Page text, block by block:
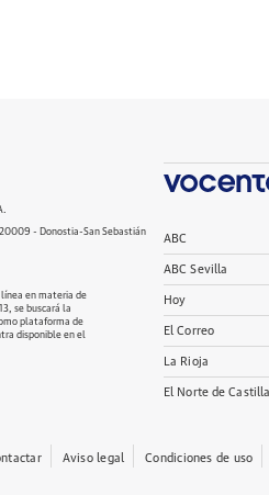
- Donostia-San Sebastián
en materia de
se buscará la
plataforma de
disponible en el
ABC
ABC Sevilla
Hoy
El Correo
La Rioja
El Norte de Castilla
Aviso legal Condiciones de uso